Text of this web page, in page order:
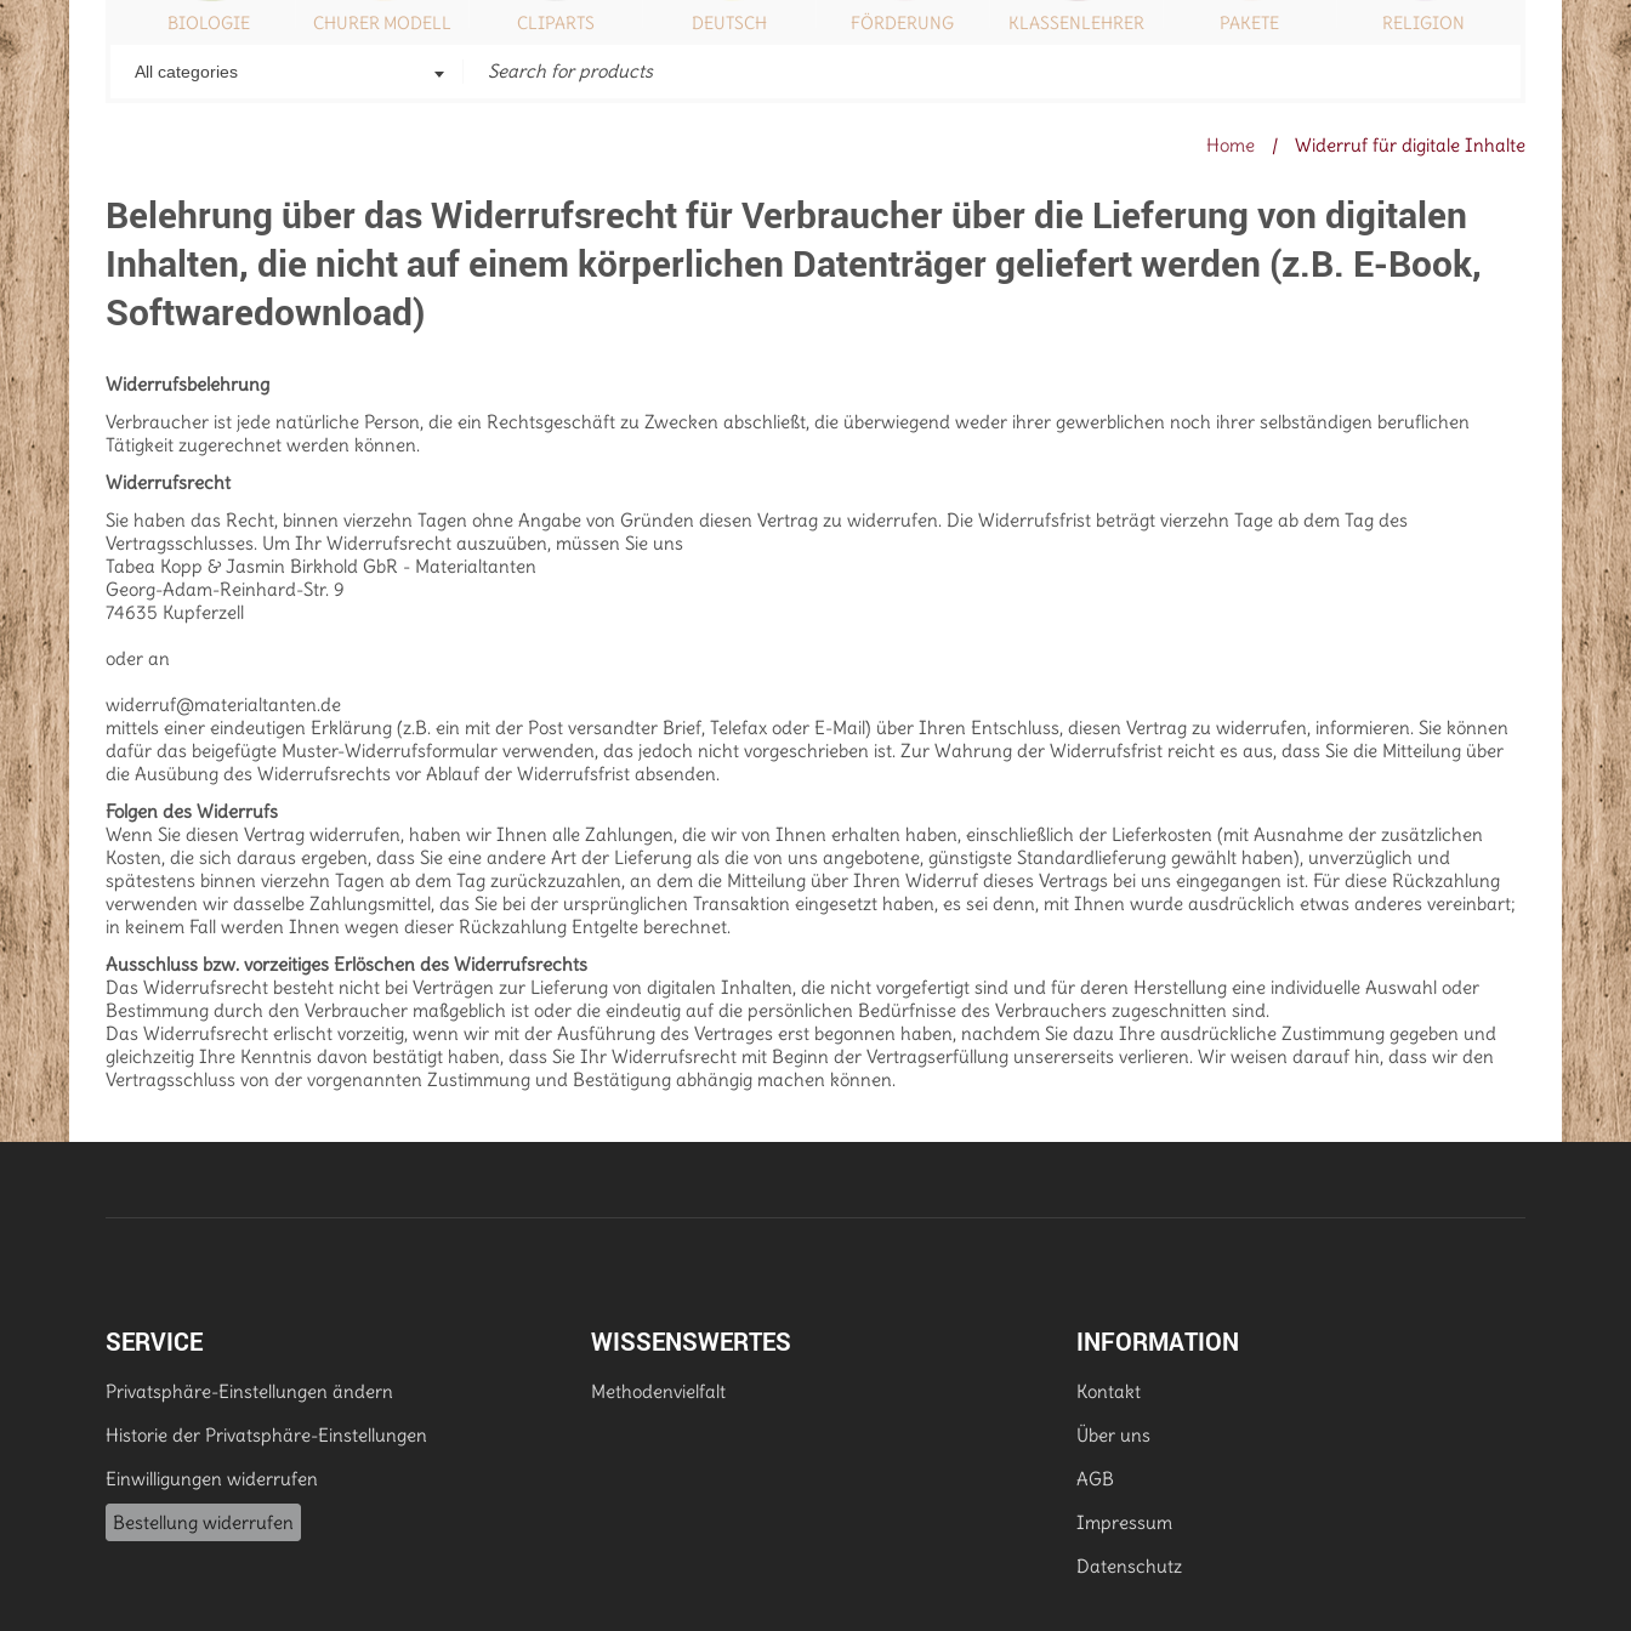
BIOLOGIE CHURER MODELL CLIPARTS DEUTSCH FÖRDERUNG KLASSENLEHRER PAKETE RELIGION
All categories
Home / Widerruf für digitale Inhalte
Belehrung über das Widerrufsrecht für Verbraucher über die Lieferung von digitalen
Inhalten, die nicht auf einem körperlichen Datenträger geliefert werden (z.B. E-Book,
Softwaredownload)
Widerrufsbelehrung
Verbraucher ist jede natürliche Person, die ein Rechtsgeschäft zu Zwecken abschließt, die überwiegend weder ihrer gewerblichen noch ihrer selbständigen beruflichen
Tätigkeit zugerechnet werden können.
Widerrufsrecht
Sie haben das Recht, binnen vierzehn Tagen ohne Angabe von Gründen diesen Vertrag zu widerrufen. Die Widerrufsfrist beträgt vierzehn Tage ab dem Tag des
Vertragsschlusses. Um Ihr Widerrufsrecht auszuüben, müssen Sie uns
Tabea Kopp & Jasmin Birkhold GbR - Materialtanten
Georg-Adam-Reinhard-Str. 9
74635 Kupferzell
oder an
widerruf@materialtanten.de
mittels einer eindeutigen Erklärung (z.B. ein mit der Post versandter Brief, Telefax oder E-Mail) über Ihren Entschluss, diesen Vertrag zu widerrufen, informieren. Sie können
dafür das beigefügte Muster-Widerrufsformular verwenden, das jedoch nicht vorgeschrieben ist. Zur Wahrung der Widerrufsfrist reicht es aus, dass Sie die Mitteilung über
die Ausübung des Widerrufsrechts vor Ablauf der Widerrufsfrist absenden.
Folgen des Widerrufs
Wenn Sie diesen Vertrag widerrufen, haben wir Ihnen alle Zahlungen, die wir von Ihnen erhalten haben, einschließlich der Lieferkosten (mit Ausnahme der zusätzlichen
Kosten, die sich daraus ergeben, dass Sie eine andere Art der Lieferung als die von uns angebotene, günstigste Standardlieferung gewählt haben), unverzüglich und
spätestens binnen vierzehn Tagen ab dem Tag zurückzuzahlen, an dem die Mitteilung über Ihren Widerruf dieses Vertrags bei uns eingegangen ist. Für diese Rückzahlung
verwenden wir dasselbe Zahlungsmittel, das Sie bei der ursprünglichen Transaktion eingesetzt haben, es sei denn, mit Ihnen wurde ausdrücklich etwas anderes vereinbart;
in keinem Fall werden Ihnen wegen dieser Rückzahlung Entgelte berechnet.
Ausschluss bzw. vorzeitiges Erlöschen des Widerrufsrechts
Das Widerrufsrecht besteht nicht bei Verträgen zur Lieferung von digitalen Inhalten, die nicht vorgefertigt sind und für deren Herstellung eine individuelle Auswahl oder
Bestimmung durch den Verbraucher maßgeblich ist oder die eindeutig auf die persönlichen Bedürfnisse des Verbrauchers zugeschnitten sind.
Das Widerrufsrecht erlischt vorzeitig, wenn wir mit der Ausführung des Vertrages erst begonnen haben, nachdem Sie dazu Ihre ausdrückliche Zustimmung gegeben und
gleichzeitig Ihre Kenntnis davon bestätigt haben, dass Sie Ihr Widerrufsrecht mit Beginn der Vertragserfüllung unsererseits verlieren. Wir weisen darauf hin, dass wir den
Vertragsschluss von der vorgenannten Zustimmung und Bestätigung abhängig machen können.
SERVICE
Privatsphäre-Einstellungen ändern
Historie der Privatsphäre-Einstellungen
Einwilligungen widerrufen
Bestellung widerrufen
WISSENSWERTES
Methodenvielfalt
INFORMATION
Kontakt
Über uns
AGB
Impressum
Datenschutz